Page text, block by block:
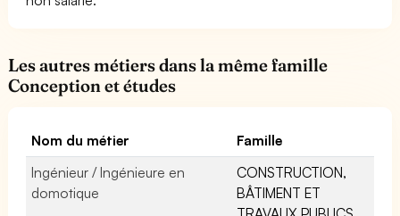
Les autres métiers dans la même famille
Conception et études
Nom du métier
Famille
Ingénieur / Ingénieure en
domotique
CONSTRUCTION,
BÂTIMENT ET